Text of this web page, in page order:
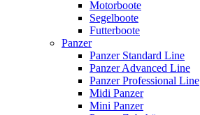
Motorboote
Segelboote
Futterboote
Panzer
Panzer Standard Line
Panzer Advanced Line
Panzer Professional Line
Midi Panzer
Mini Panzer